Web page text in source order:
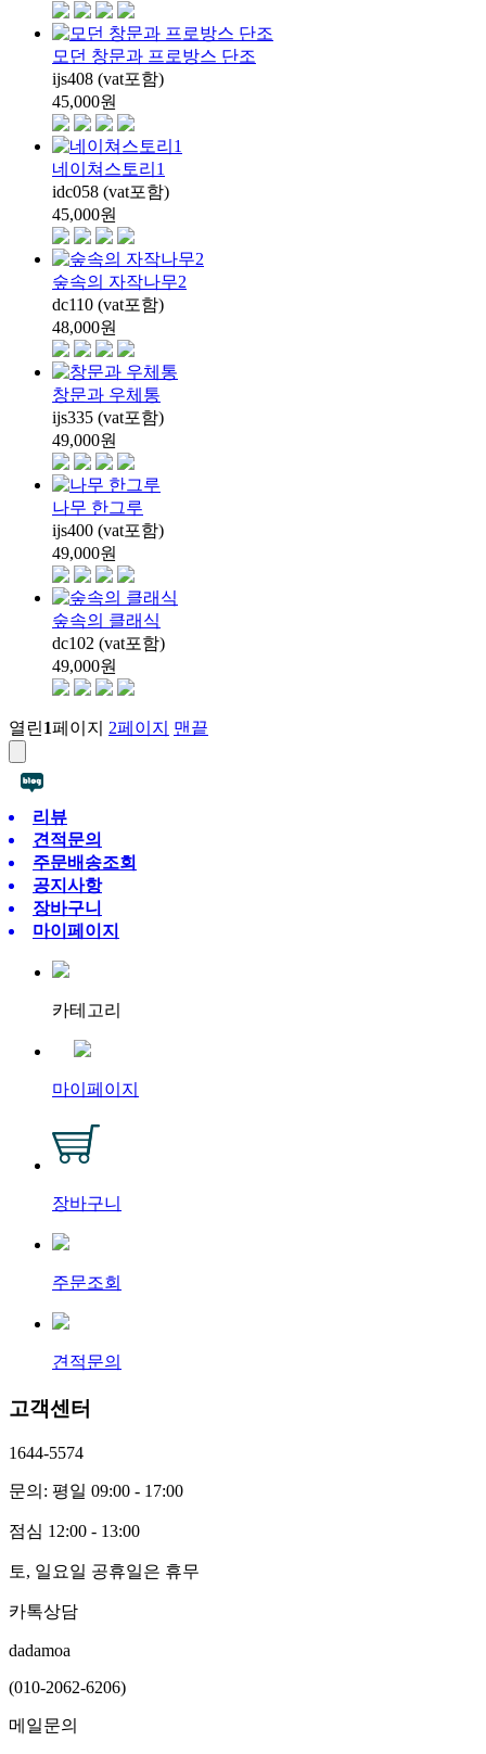
모던 창문과 프로방스 단조
ijs408 (vat포함)
45,000원
네이쳐스토리1
idc058 (vat포함)
45,000원
숲속의 자작나무2
dc110 (vat포함)
48,000원
창문과 우체통
ijs335 (vat포함)
49,000원
나무 한그루
ijs400 (vat포함)
49,000원
숲속의 클래식
dc102 (vat포함)
49,000원
열린1페이지 2페이지 맨끝
리뷰
견적문의
주문배송조회
공지사항
장바구니
마이페이지
카테고리
마이페이지
장바구니
주문조회
견적문의
고객센터
1644-5574
문의: 평일 09:00 - 17:00
점심 12:00 - 13:00
토, 일요일 공휴일은 휴무
카톡상담
dadamoa
(010-2062-6206)
메일문의